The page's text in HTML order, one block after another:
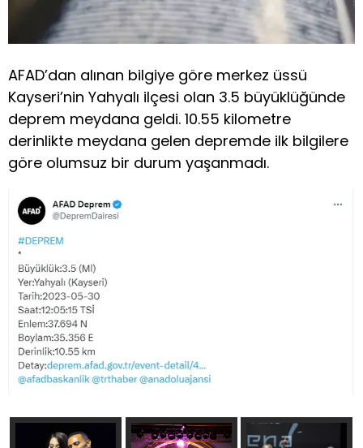
AFAD’dan alınan bilgiye göre merkez üssü
Kayseri’nin Yahyalı ilçesi olan 3.5 büyüklüğünde
deprem meydana geldi. 10.55 kilometre
derinlikte meydana gelen depremde ilk bilgilere
göre olumsuz bir durum yaşanmadı.